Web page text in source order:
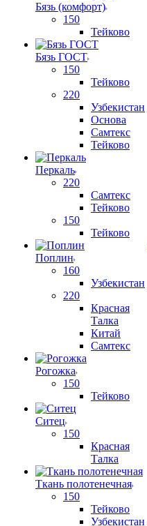
Бязь (комфорт)
150
Тейково
Бязь ГОСТ
150
Тейково
220
Узбекистан
Основа
Самтекс
Тейково
Перкаль
220
Самтекс
Тейково
150
Тейково
Поплин
160
Узбекистан
220
Красная
Талка
Китай
Самтекс
Рогожка
150
Тейково
Ситец
150
Красная
Талка
Ткань полотенечная
150
Тейково
Узбекистан